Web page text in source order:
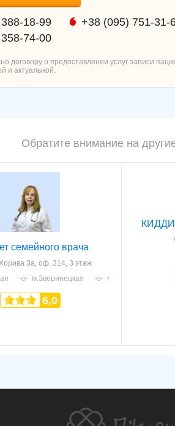
18-99
+38 (095) 751-31-
74-00
о предоставлении услуг записи
и актуальной.
Обратите внимание на
семейного врача
3а, оф. 314, 3 этаж
м.Зверинецкая м.Печерская
6,0
КИДДИ